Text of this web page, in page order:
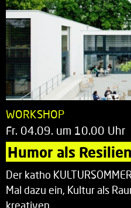
WORKSHOP
Fr. 04.09. um 10.00 Uhr
Humor als
Der katho
Mal dazu ein, Kultur als
kreativen…